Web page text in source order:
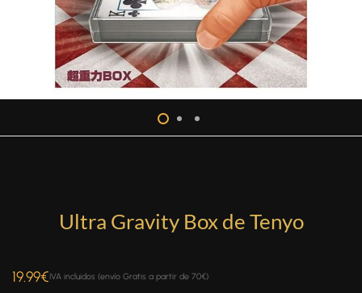
Ultra Gravity Box de Tenyo
19.99€IVA incluidos (envío Gratis a partir de 70€)